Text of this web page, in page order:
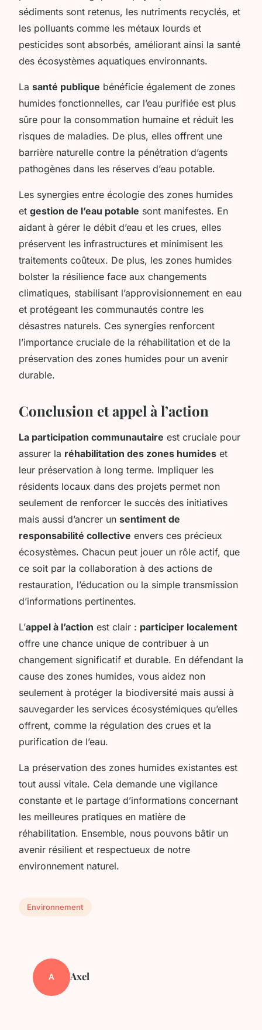
sédiments sont retenus, les nutriments recyclés, et
les polluants comme les métaux lourds et
pesticides sont absorbés, améliorant ainsi la santé
des écosystèmes aquatiques environnants.
La santé publique bénéficie également de zones
humides fonctionnelles, car l’eau purifiée est plus
sûre pour la consommation humaine et réduit les
risques de maladies. De plus, elles offrent une
barrière naturelle contre la pénétration d’agents
pathogènes dans les réserves d’eau potable.
Les synergies entre écologie des zones humides
et gestion de l’eau potable sont manifestes. En
aidant à gérer le débit d’eau et les crues, elles
préservent les infrastructures et minimisent les
traitements coûteux. De plus, les zones humides
bolster la résilience face aux changements
climatiques, stabilisant l’approvisionnement en eau
et protégeant les communautés contre les
désastres naturels. Ces synergies renforcent
l’importance cruciale de la réhabilitation et de la
préservation des zones humides pour un avenir
durable.
Conclusion et appel à l’action
La participation communautaire est cruciale pour
assurer la réhabilitation des zones humides et
leur préservation à long terme. Impliquer les
résidents locaux dans des projets permet non
seulement de renforcer le succès des initiatives
mais aussi d’ancrer un sentiment de
responsabilité collective envers ces précieux
écosystèmes. Chacun peut jouer un rôle actif, que
ce soit par la collaboration à des actions de
restauration, l’éducation ou la simple transmission
d’informations pertinentes.
L’appel à l’action est clair : participer localement
offre une chance unique de contribuer à un
changement significatif et durable. En défendant la
cause des zones humides, vous aidez non
seulement à protéger la biodiversité mais aussi à
sauvegarder les services écosystémiques qu’elles
offrent, comme la régulation des crues et la
purification de l’eau.
La préservation des zones humides existantes est
tout aussi vitale. Cela demande une vigilance
constante et le partage d’informations concernant
les meilleures pratiques en matière de
réhabilitation. Ensemble, nous pouvons bâtir un
avenir résilient et respectueux de notre
environnement naturel.
Environnement
A Axel